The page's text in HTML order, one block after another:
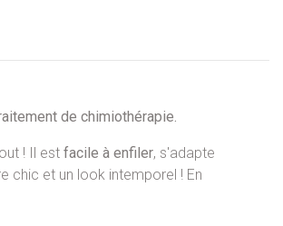
de chimiothérapie.
! Il est facile à enfiler, s'adapte
chic et un look intemporel ! En